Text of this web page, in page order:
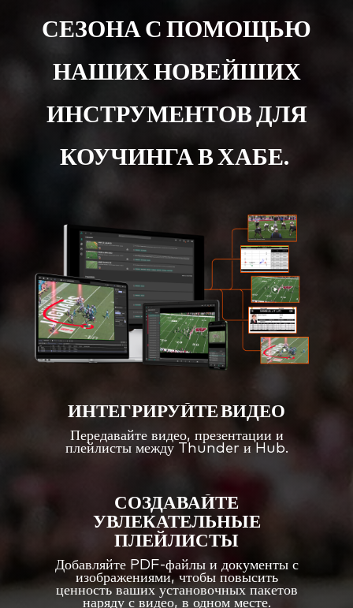
СЕЗОНА С ПОМОЩЬЮ
НАШИХ НОВЕЙШИХ
ИНСТРУМЕНТОВ ДЛЯ
КОУЧИНГА В ХАБЕ.
ИНТЕГРИРУЙТЕ ВИДЕО
Передавайте видео, презентации и
плейлисты между Thunder и Hub.
СОЗДАВАЙТЕ
УВЛЕКАТЕЛЬНЫЕ
ПЛЕЙЛИСТЫ
Добавляйте PDF-файлы и документы с
изображениями, чтобы повысить
ценность ваших установочных пакетов
наряду с видео, в одном месте.